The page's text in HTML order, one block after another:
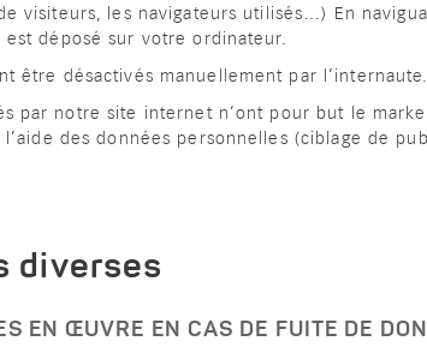
visiteurs, les navigateurs utilisés…) En
est déposé sur votre ordinateur.
être désactivés manuellement par l’internaute.
par notre site internet n’ont pour but le
des données personnelles (ciblage de
diverses
EN ŒUVRE EN CAS DE FUITE DE